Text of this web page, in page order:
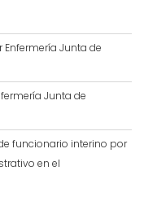
Junta de
Junta de
funcionario interino por
en el